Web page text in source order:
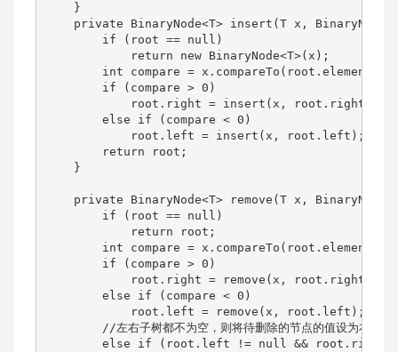
    }
private BinaryNode<T> insert(T x,
        if (root == null)
            return new BinaryNode<T>(x);
        int compare = x.compareTo(root.element);
        if (compare > 0)
            root.right = insert(x, root.right);
        else if (compare < 0)
            root.left = insert(x, root.left);
        return root;
    }
private BinaryNode<T> remove(T x,
        if (root == null)
            return root;
        int compare = x.compareTo(root.element);
        if (compare > 0)
            root.right = remove(x, root.right);
        else if (compare < 0)
            root.left = remove(x, root.left);
//左右子树都不为空，则将待删除的节点的值设为右子
else if (root.left != null && root.right